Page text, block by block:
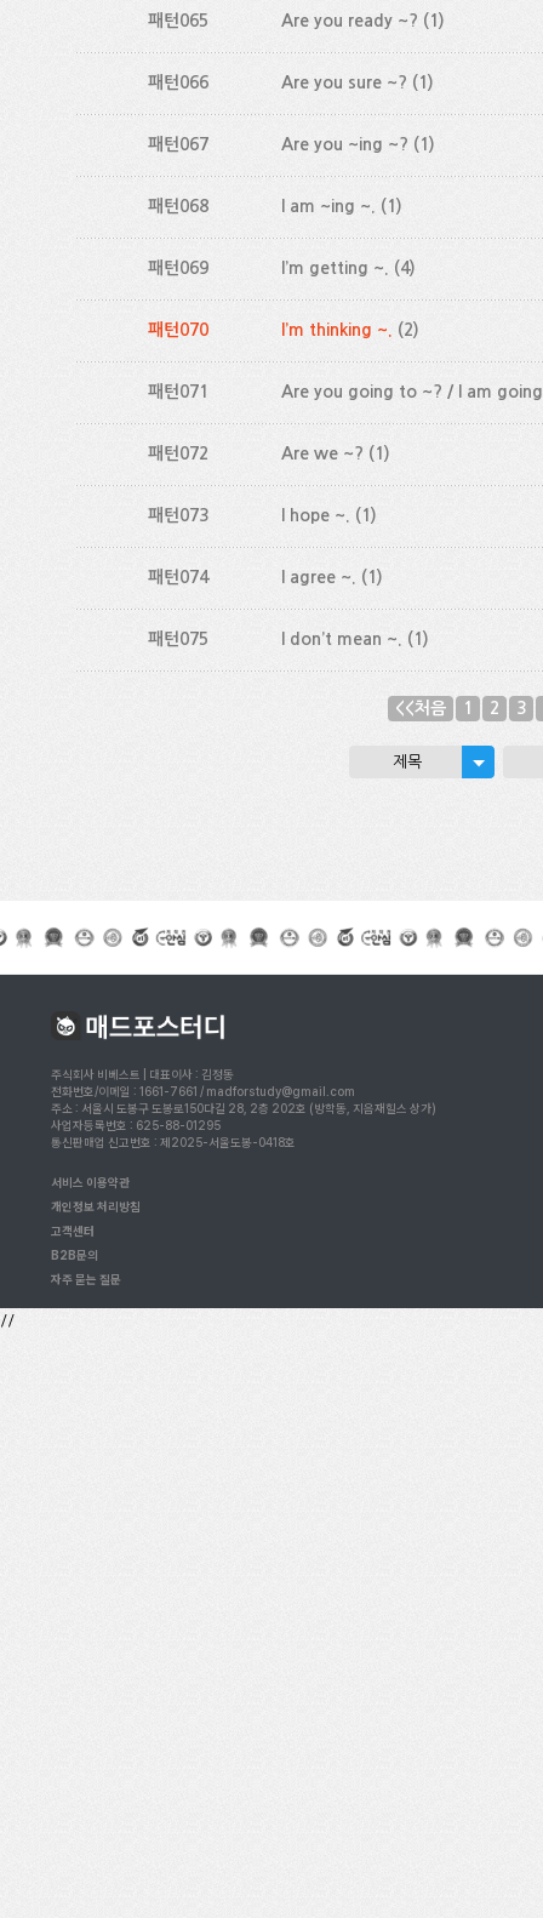
패턴065 Are you ready ~? (1)
패턴066 Are you sure ~? (1)
패턴067 Are you ~ing ~? (1)
패턴068 I am ~ing ~. (1)
패턴069 I’m getting ~. (4)
패턴070 I’m thinking ~. (2)
패턴071 Are you going to ~? / I am
패턴072 Are we ~? (1)
패턴073 I hope ~. (1)
패턴074 I agree ~. (1)
패턴075 I don’t mean ~. (1)
<<처음 1 2 3
제목
주식회사 비베스트 | 대표이사 : 김정동
전화번호/이메일 : 1661-7661 / madforstudy@gmail.com
주소 : 서울시 도봉구 도봉로150다길 28, 2층 202호 (방학동, 지음재힐스 상가)
사업자등록번호 : 625-88-01295
통신판매업 신고번호 : 제2025-서울도봉-0418호
서비스 이용약관
개인정보 처리방침
고객센터
B2B문의
자주 묻는 질문
//